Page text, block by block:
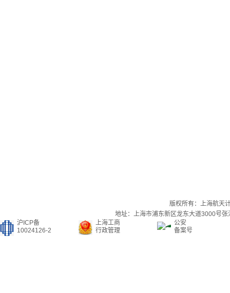
版权所有：上海航天
地址：上海市浦东新区龙东大道3000号
沪ICP备
10024126-2
上海工商
行政管理
公安
备案号